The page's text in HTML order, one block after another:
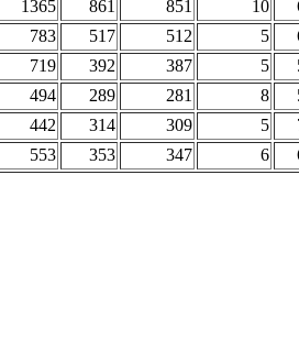
1365 861 851 10
783 517 512 5
719 392 387 5
494 289 281 8
442 314 309 5
553 353 347 6